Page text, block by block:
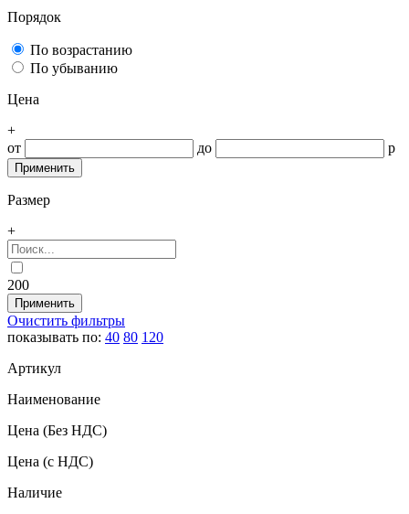
Порядок
По возрастанию
По убыванию
Цена
+
от
до р
Размер
+
200
Очистить фильтры
показывать по: 40 80 120
Артикул
Наименование
Цена (Без НДС)
Цена (с НДС)
Наличие